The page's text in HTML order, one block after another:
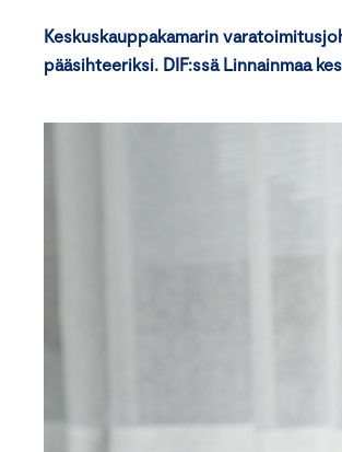
Keskuskauppakamarin
pääsihteeriksi. DIF:ssä Linnainmaa